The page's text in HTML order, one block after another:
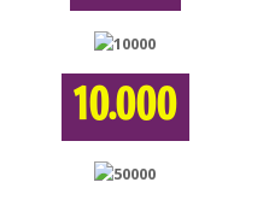
10.000